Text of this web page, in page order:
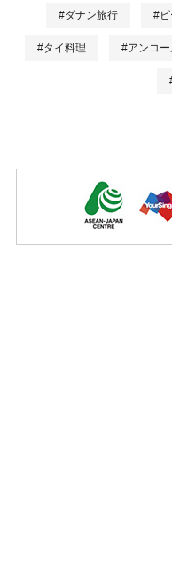
#ダナン旅行 #ビ
#タイ料理 #アンコ